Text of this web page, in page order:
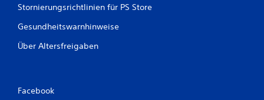
Stornierungsrichtlinien für PS Store
Gesundheitswarnhinweise
Über Altersfreigaben
Facebook